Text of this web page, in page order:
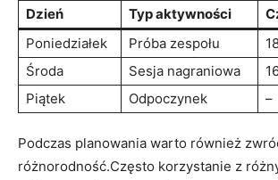
Dzień Typ aktywności
Poniedziałek
Próba zespołu
Środa
Sesja nagraniowa
Piątek
Odpoczynek –
Podczas planowania warto również
różnorodność.Często korzystanie z